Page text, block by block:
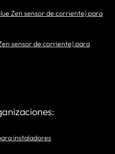
Zen sensor de corriente) para
sensor de corriente) para
instaladores